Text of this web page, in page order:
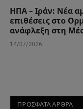
ΗΠΑ – Ιράν: Νέα
επιθέσεις στο
ανάφλεξη στη
14/07/2026
ΠΡΟΣΦΑΤΑ ΑΡΘΡΑ